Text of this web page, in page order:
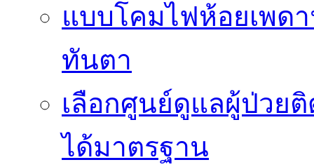
แบบโคมไฟห้อยเพด
ทันตา
เลือกศูนย์ดูแลผู้ป่วย
ได้มาตรฐาน